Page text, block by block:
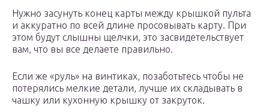
Нужно засунуть конец карты между крышкой пульта
и аккуратно по всей длине просовывать карту. При
этом будут слышны щелчки, это засвидетельствует
вам, что вы все делаете правильно.
Если же «руль» на винтиках, позаботьтесь чтобы не
потерялись мелкие детали, лучше их складывать в
чашку или кухонную крышку от закруток.